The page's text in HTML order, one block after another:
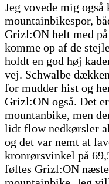
Jeg vovede mig
mountainbikespor,
Grizl:ON helt med
komme op af de
holdt en god høj
vej. Schwalbe
for mudder hist og
Grizl:ON også. Det
mountanbike, men
lidt flow nedkørsler
og det var nemt at
kronrørsvinkel på
føltes Grizl:ON